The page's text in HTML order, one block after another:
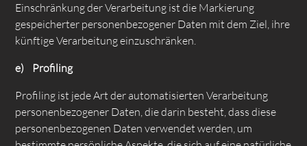
Einschränkung der Verarbeitung ist die Markierung
gespeicherter personenbezogener Daten mit dem Ziel, ihre
künftige Verarbeitung einzuschränken.
e) Profiling
Profiling ist jede Art der automatisierten Verarbeitung
personenbezogener Daten, die darin besteht, dass diese
personenbezogenen Daten verwendet werden, um